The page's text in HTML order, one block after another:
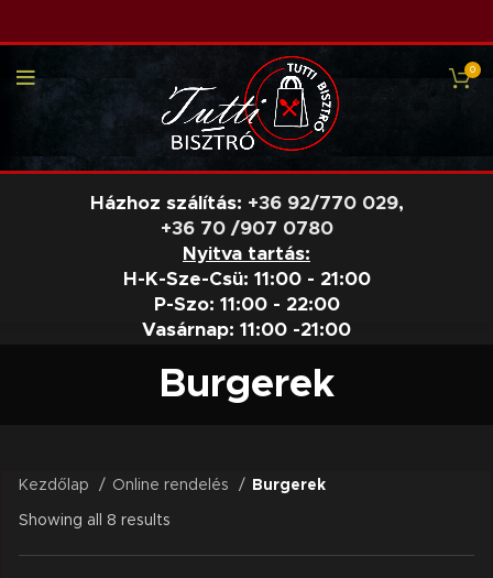
0
Házhoz szálítás: +36 92/770 029,
+36 70 /907 0780
Nyitva tartás:
H-K-Sze-Csü: 11:00 - 21:00
P-Szo: 11:00 - 22:00
Vasárnap: 11:00 -21:00
Burgerek
Kezdőlap Online rendelés Burgerek
Showing all 8 results